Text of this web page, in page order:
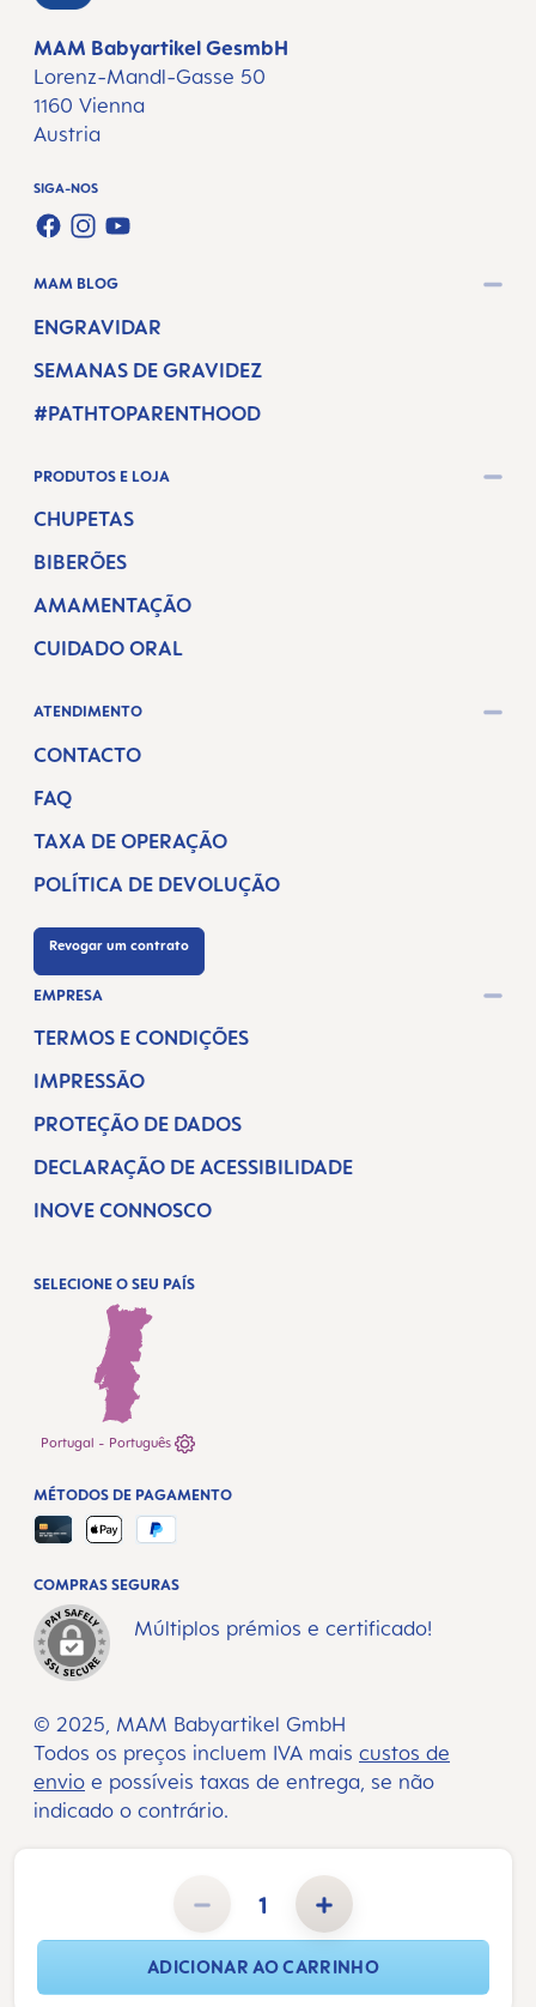
Quantidade do Produto: Insira a quantidade desejada ou use os botões para aumentar ou diminuir a
ADICIONAR AO CARRINHO
MAM Babyartikel GesmbH
Lorenz-Mandl-Gasse 50
1160 Vienna
Austria
SIGA-NOS
FACEBOOK
INSTAGRAM
YOUTUBE
MAM BLOG
ENGRAVIDAR
SEMANAS DE GRAVIDEZ
#PATHTOPARENTHOOD
PRODUTOS E LOJA
CHUPETAS
BIBERÕES
AMAMENTAÇÃO
CUIDADO ORAL
ATENDIMENTO
CONTACTO
FAQ
TAXA DE OPERAÇÃO
POLÍTICA DE DEVOLUÇÃO
Revogar um contrato
EMPRESA
TERMOS E CONDIÇÕES
IMPRESSÃO
PROTEÇÃO DE DADOS
DECLARAÇÃO DE ACESSIBILIDADE
INOVE CONNOSCO
SELECIONE O SEU PAÍS
Portugal - Português
© 2025, MAM Babyartikel GmbH
Todos os preços incluem IVA mais custos de
envio e possíveis taxas de entrega, se não
indicado o contrário.
COMPRAS SEGURAS
Múltiplos prémios e certificado!
MÉTODOS DE PAGAMENTO